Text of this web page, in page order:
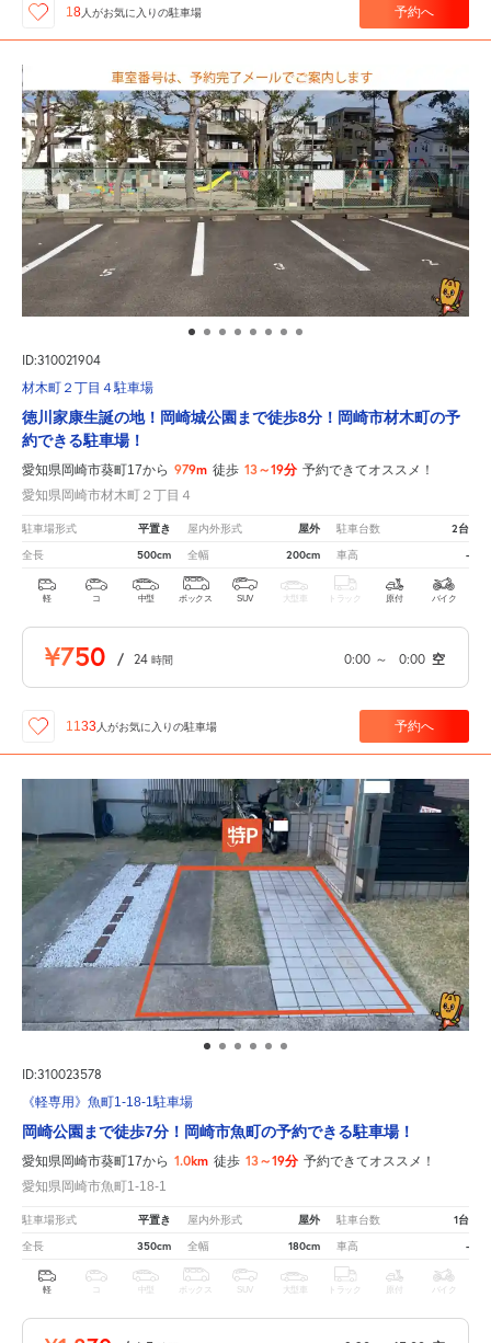
18人がお気に入りの駐車場 予約へ
ID:310021904
材木町２丁目４駐車場
徳川家康生誕の地！岡崎城公園まで徒歩8分！岡崎市材木町の予
約できる駐車場！
愛知県岡崎市葵町17から 979m 徒歩 13～19分 予約できてオススメ！
愛知県岡崎市材木町２丁目４
駐車場形式 平置き 屋内外形式 屋外 駐車台数 2台
全長 500cm 全幅 200cm 車高 -
軽 コ 中型 ボックス SUV 大型車 トラック 原付 バイク
¥750 / 24 時間 0:00 ～ 0:00 空
1133人がお気に入りの駐車場 予約へ
ID:310023578
《軽専用》魚町1-18-1駐車場
岡崎公園まで徒歩7分！岡崎市魚町の予約できる駐車場！
愛知県岡崎市葵町17から 1.0km 徒歩 13～19分 予約できてオススメ！
愛知県岡崎市魚町1-18-1
駐車場形式 平置き 屋内外形式 屋外 駐車台数 1台
全長 350cm 全幅 180cm 車高 -
軽 中型 ボックス SUV 大型車 トラック 原付 バイク